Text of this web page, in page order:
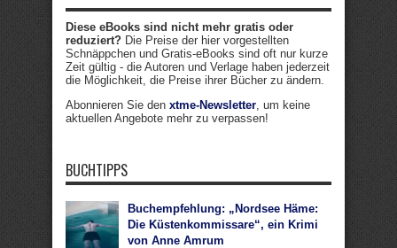
Diese eBooks sind nicht mehr gratis oder
reduziert? Die Preise der hier vorgestellten
Schnäppchen und Gratis-eBooks sind oft nur kurze
Zeit gültig - die Autoren und Verlage haben jederzeit
die Möglichkeit, die Preise ihrer Bücher zu ändern.
Abonnieren Sie den xtme-Newsletter, um keine
aktuellen Angebote mehr zu verpassen!
BUCHTIPPS
Buchempfehlung: „Nordsee Häme:
Die Küstenkommissare“, ein Krimi
von Anne Amrum